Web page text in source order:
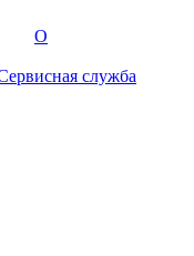
О
служба